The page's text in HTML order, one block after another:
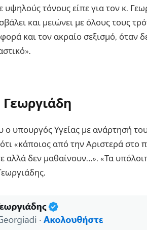
υψηλούς τόνους είπε για τον κ.
και μειώνει με όλους τους
και τον ακραίο σεξισμό, όταν
ο υπουργός Υγείας με ανάρτησή
«κάποιος από την Αριστερά στο
αλλά δεν μαθαίνουν…». «Τα